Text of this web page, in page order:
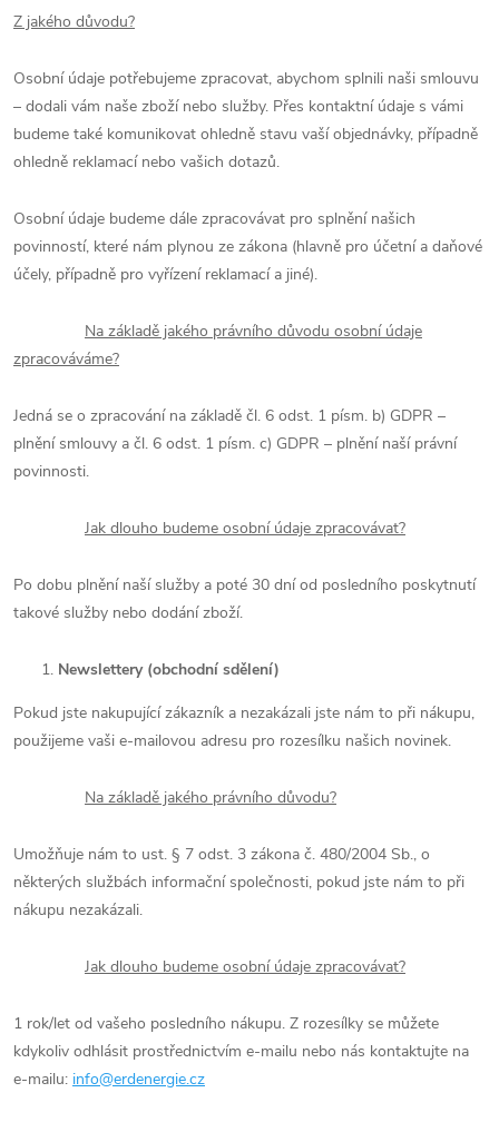
Z jakého důvodu?
Osobní údaje potřebujeme zpracovat, abychom splnili naši smlouvu
– dodali vám naše zboží nebo služby. Přes kontaktní údaje s vámi
budeme také komunikovat ohledně stavu vaší objednávky, případně
ohledně reklamací nebo vašich dotazů.
Osobní údaje budeme dále zpracovávat pro splnění našich
povinností, které nám plynou ze zákona (hlavně pro účetní a daňové
účely, případně pro vyřízení reklamací a jiné).
Na základě jakého právního důvodu osobní údaje
zpracováváme?
Jedná se o zpracování na základě čl. 6 odst. 1 písm. b) GDPR –
plnění smlouvy a čl. 6 odst. 1 písm. c) GDPR – plnění naší právní
povinnosti.
Jak dlouho budeme osobní údaje zpracovávat?
Po dobu plnění naší služby a poté 30 dní od posledního poskytnutí
takové služby nebo dodání zboží.
Newslettery (obchodní sdělení)
Pokud jste nakupující zákazník a nezakázali jste nám to při nákupu,
použijeme vaši e-mailovou adresu pro rozesílku našich novinek.
Na základě jakého právního důvodu?
Umožňuje nám to ust. § 7 odst. 3 zákona č. 480/2004 Sb., o
některých službách informační společnosti, pokud jste nám to při
nákupu nezakázali.
Jak dlouho budeme osobní údaje zpracovávat?
1 rok/let od vašeho posledního nákupu. Z rozesílky se můžete
kdykoliv odhlásit prostřednictvím e-mailu nebo nás kontaktujte na
e-mailu: info@erdenergie.cz